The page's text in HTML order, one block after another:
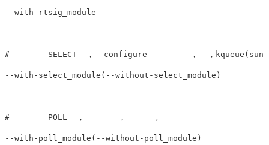
--with-rtsig_module
#        SELECT  ，  configure         ，  ，kqueue(sun
--with-select_module(--without-select_module)
#        POLL  ，       ，      。
--with-poll_module(--without-poll_module)